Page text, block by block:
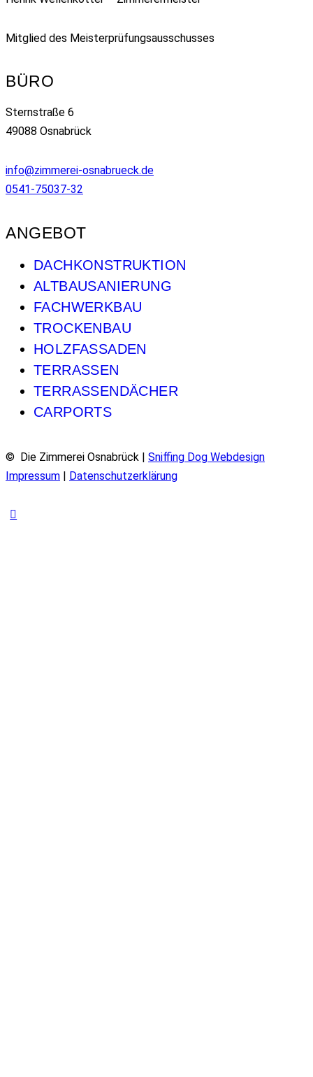
Mitglied des Meisterprüfungsausschusses
BÜRO
Sternstraße 6
49088 Osnabrück
info@zimmerei-osnabrueck.de
0541-75037-32
ANGEBOT
DACHKONSTRUKTION
ALTBAUSANIERUNG
FACHWERKBAU
TROCKENBAU
HOLZFASSADEN
TERRASSEN
TERRASSENDÄCHER
CARPORTS
© Die Zimmerei Osnabrück | Sniffing Dog Webdesign
Impressum | Datenschutzerklärung